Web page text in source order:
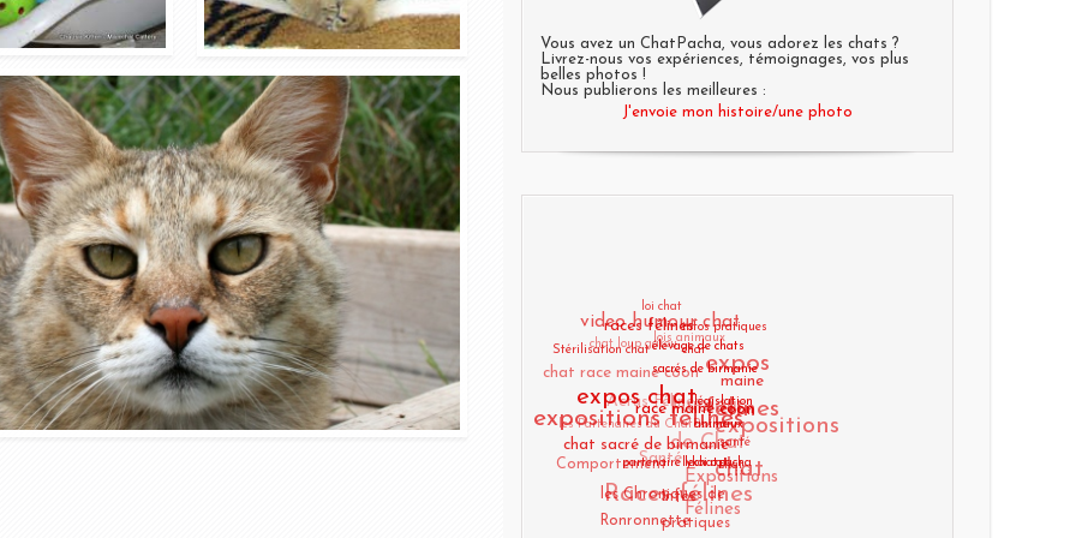
Vous avez un ChatPacha, vous adorez les chats ?
Livrez-nous vos expériences, témoignages, vos plus
belles photos !
Nous publierons les meilleures :
J'envoie mon histoire/une photo
races félines
élevage de chats
sacrés de birmanie
infos
pratiques chat
loi chat
video humour chat
Stérilisation chat
expos chat
race maine coon
législation
animaux
maine
coon
expos
félines
lois animaux
chat loup garou
chat race maine coon
expositions félines
chat sacré de birmanie
partenaire lechatpacha
lykoi cat
santé
chat
expositions
chat
Humour
de Chat
Actus Félines
les Partenaires du ChatPacha
Comportement
les Chroniques de
Ronronnette
Infos pratiques
Expositions
Félines
Santé
Races félines